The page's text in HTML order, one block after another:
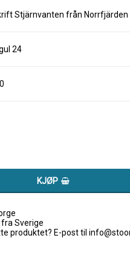
Stjärnvanten från Norrfjärden
24
KJØP
Sverige
produktet? E-post til